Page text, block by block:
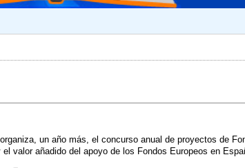
un año más, el concurso anual de proyectos de
valor añadido del apoyo de los Fondos Europeos en